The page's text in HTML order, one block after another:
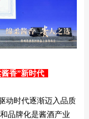
香”新时代
时代逐渐迈入品质
品牌化是酱酒产业